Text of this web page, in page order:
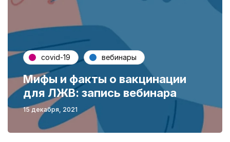
covid-19 вебинары
Мифы и факты о вакцинации
для ЛЖВ: запись вебинара
15 декабря, 2021